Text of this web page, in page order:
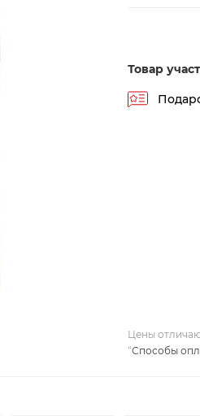
Товар
Цены
“Способы